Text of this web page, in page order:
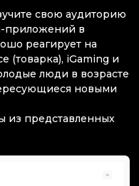
свою аудиторию
приложений в
реагирует на
(товарка), iGaming и
люди в возрасте
новыми
из представленных